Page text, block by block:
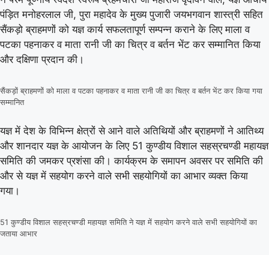
पंड़ित मनोहरलाल जी, पुरा महादेव के मुख्य पुजारी जयभगवान शास्त्री सहित
सैंकड़ो ब्राहमणों को यज्ञ कार्य सफलतापूर्ण सम्पन्न कराने के लिए माला व
पटका पहनाकर व माता रानी जी का चित्र व बर्तन भेंट कर सम्मानित किया
और दक्षिणा प्रदान की।
सैंकड़ों ब्राहमणों को माला व पटका पहनाकर व माता रानी जी का चित्र व बर्तन भेंट कर किया गया
सम्मानित
यज्ञ में देश के विभिन्न क्षेत्रों से आने वाले अतिथियों और ब्राहमणों ने आतिथ्य
और शानदार यज्ञ के आयोजन के लिए 51 कुण्डीय विशाल सहस्रचण्डी महायज्ञ
समिति की जमकर प्रशंसा की। कार्यक्रम के समापन अवसर पर समिति की
और से यज्ञ में सहयोग करने वाले सभी सहयोगियों का आभार व्यक्त किया
गया।
51 कुण्डीय विशाल सहस्रचण्डी महायज्ञ समिति ने यज्ञ में सहयोग करने वाले सभी सहयोगियों का
जताया आभार